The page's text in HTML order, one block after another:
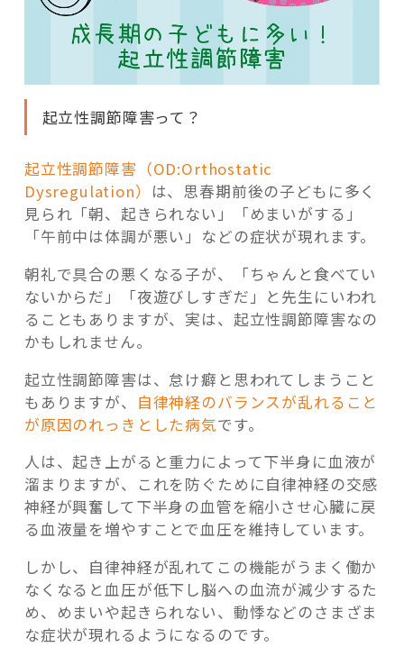
起立性調節障害って？
起立性調節障害（OD:Orthostatic
Dysregulation）
は、思春期前後の子どもに多く
見られ「朝、起きられない」「めまいがする」
「午前中は体調が悪い」などの症状が現れます。
朝礼で具合の悪くなる子が、「ちゃんと食べてい
ないからだ」「夜遊びしすぎだ」と先生にいわれ
ることもありますが、実は、起立性調節障害なの
かもしれません。
起立性調節障害は、怠け癖と思われてしまうこと
もありますが、 自律神経のバランスが乱れること
が原因のれっきとした病気です。
人は、起き上がると重力によって下半身に血液が
溜まりますが、これを防ぐために自律神経の交感
神経が興奮して下半身の血管を縮小させ心臓に戻
る血液量を増やすことで血圧を維持しています。
しかし、自律神経が乱れてこの機能がうまく働か
なくなると血圧が低下し脳への血流が減少するた
め、めまいや起きられない、動悸などのさまざま
な症状が現れるようになるのです。